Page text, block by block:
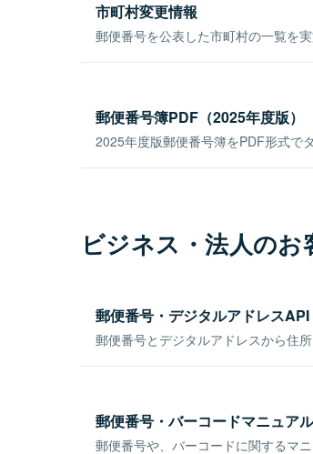
市町村変更情報
郵便番号を公表した市町村の一覧を
郵便番号簿PDF（2025年度版）
2025年度版郵便番号簿をPDF形式で
ビジネス・法人の
郵便番号・デジタルアドレスAPI
郵便番号とデジタルアドレスから住
郵便番号・バーコードマニュアル
郵便番号や、バーコードに関するマ